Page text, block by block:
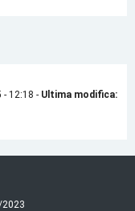
- 12:18 - Ultima modifica: